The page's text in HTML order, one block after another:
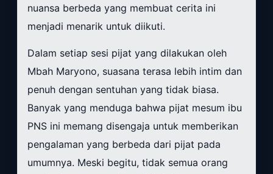
nuansa berbeda yang membuat cerita ini
menjadi menarik untuk diikuti.
Dalam setiap sesi pijat yang dilakukan oleh
Mbah Maryono, suasana terasa lebih intim dan
penuh dengan sentuhan yang tidak biasa.
Banyak yang menduga bahwa pijat mesum ibu
PNS ini memang disengaja untuk memberikan
pengalaman yang berbeda dari pijat pada
umumnya. Meski begitu, tidak semua orang